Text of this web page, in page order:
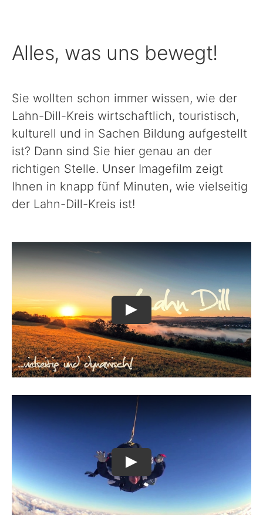
Familien, Frauen, Jugendliche & Kinder
Gesundheit
Einwanderung, Auswanderung & Integration
Inklusion
Natur, Umwelt & Klimaschutz
Sport, Kultur & Ehrenamt
Straße & Verkehr
Recht & Ordnung
Wirtschaftsförderung
Unser Landkreis
Alles, was uns bewegt!
Sie wollten schon immer wissen, wie der
Lahn-Dill-Kreis wirtschaftlich, touristisch,
kulturell und in Sachen Bildung aufgestellt
ist? Dann sind Sie hier genau an der
richtigen Stelle. Unser Imagefilm zeigt
Ihnen in knapp fünf Minuten, wie vielseitig
der Lahn-Dill-Kreis ist!